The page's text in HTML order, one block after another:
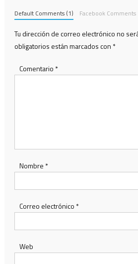
Default Comments (1) Facebook Comments
Tu dirección de correo electrónico no
obligatorios están marcados con *
Comentario *
Nombre *
Correo electrónico *
Web